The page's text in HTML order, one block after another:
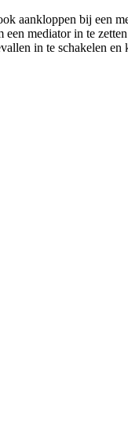
aankloppen bij een
mediator in te
in te schakelen